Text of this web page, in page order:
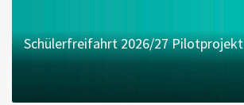
Schülerfreifahrt 2026/27 Pilotprojekt